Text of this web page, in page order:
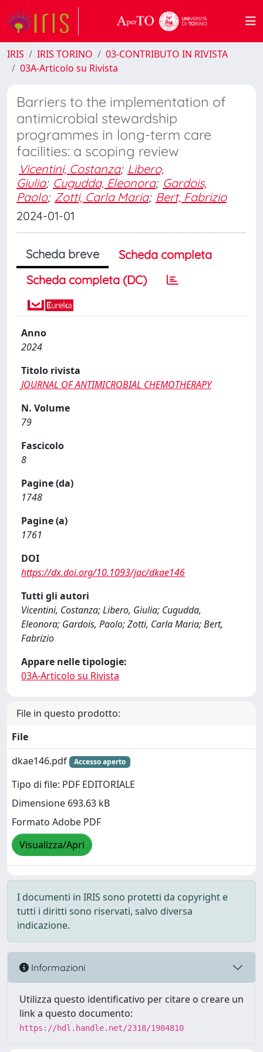
IRIS IRIS TORINO
03-CONTRIBUTO IN RIVISTA
03A-Articolo su Rivista
Barriers to the implementation of
antimicrobial stewardship
programmes in long-term care
facilities: a scoping review
Vicentini, Costanza; Libero,
Giulia; Cugudda, Eleonora; Gardois,
Paolo; Zotti, Carla Maria; Bert, Fabrizio
2024-01-01
Scheda breve
Scheda completa
Scheda completa (DC)
Anno
2024
Titolo rivista
JOURNAL OF ANTIMICROBIAL CHEMOTHERAPY
N. Volume
79
Fascicolo
8
Pagine (da)
1748
Pagine (a)
1761
DOI
https://dx.doi.org/10.1093/jac/dkae146
Tutti gli autori
Vicentini, Costanza; Libero, Giulia; Cugudda,
Eleonora; Gardois, Paolo; Zotti, Carla Maria; Bert,
Fabrizio
Appare nelle tipologie:
03A-Articolo su Rivista
File in questo prodotto:
File
dkae146.pdf
Accesso aperto
Tipo di file: PDF EDITORIALE
Dimensione 693.63 kB
Formato Adobe PDF
Visualizza/Apri
I documenti in IRIS sono protetti da copyright e
tutti i diritti sono riservati, salvo diversa
indicazione.
Informazioni
Utilizza questo identificativo per citare o creare un
link a questo documento:
https://hdl.handle.net/2318/1984810